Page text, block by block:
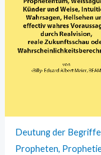
Deutung der Begriffe
Propheten,